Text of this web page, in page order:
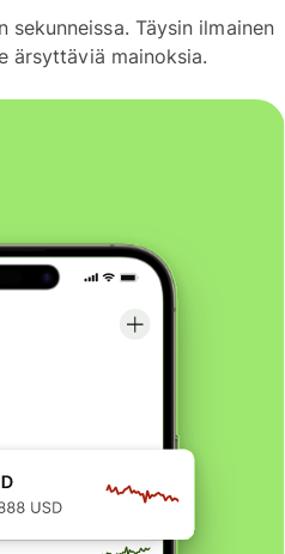
sekunneissa. Täysin ilmainen
ärsyttäviä mainoksia.